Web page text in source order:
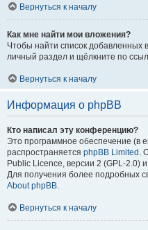
Вернуться к началу
Как мне найти мои вложения?
Чтобы найти список добавленных
личный раздел и щёлкните по
Вернуться к началу
Информация о phpBB
Кто написал эту конференцию?
Это программное обеспечение (в
распространяется phpBB Limited .
Public Licence, версии 2 (GPL-2.0)
Для получения более подробных
About phpBB.
Вернуться к началу